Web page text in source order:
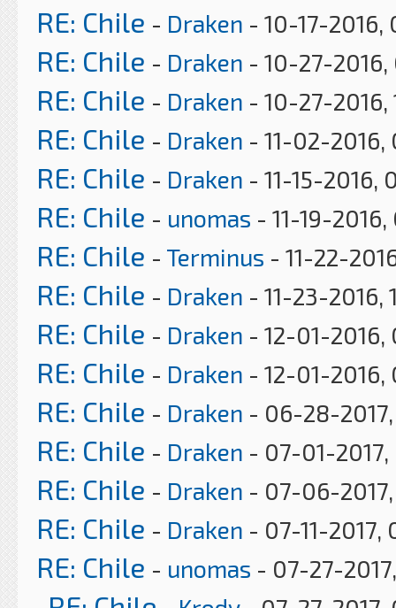
RE: Chile - Draken - 10-17-2016,
RE: Chile - Draken - 10-27-2016,
RE: Chile - Draken - 10-27-2016,
RE: Chile - Draken - 11-02-2016,
RE: Chile - Draken - 11-15-2016,
RE: Chile - unomas - 11-19-2016,
RE: Chile - Terminus - 11-22-
RE: Chile - Draken - 11-23-2016,
RE: Chile - Draken - 12-01-2016,
RE: Chile - Draken - 12-01-2016,
RE: Chile - Draken - 06-28-2017,
RE: Chile - Draken - 07-01-
RE: Chile - Draken - 07-06-
RE: Chile - Draken - 07-11-2017,
RE: Chile - unomas - 07-27-